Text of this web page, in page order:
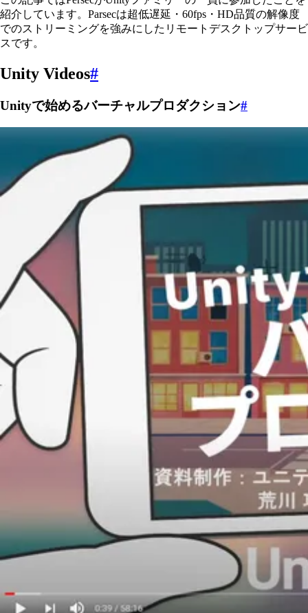
紹介しています。Parsecは超低遅延・60fps・HD品質の解像度
でのストリーミングを強みにしたリモートデスクトップサービ
スです。
Unity Videos#
Unityで始めるバーチャルプロダクション#